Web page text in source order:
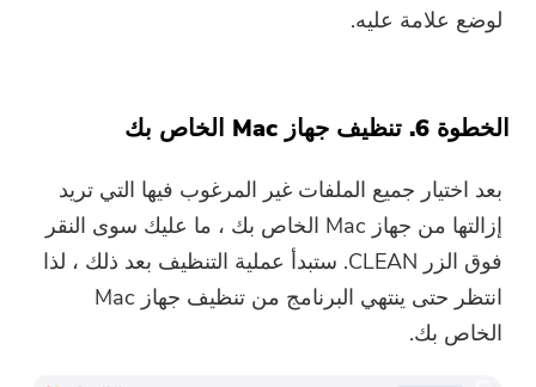
لوضع علامة عليه.
الخطوة 6. تنظيف جهاز Mac الخاص بك
بعد اختيار جميع الملفات غير المرغوب فيها التي تريد
إزالتها من جهاز Mac الخاص بك ، ما عليك سوى النقر
فوق الزر CLEAN. ستبدأ عملية التنظيف بعد ذلك ، لذا
انتظر حتى ينتهي البرنامج من تنظيف جهاز Mac
الخاص بك.